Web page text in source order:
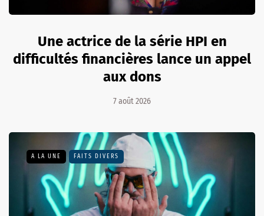
Une actrice de la série HPI en
difficultés financières lance un appel
aux dons
7 août 2026
A LA UNE FAITS DIVERS